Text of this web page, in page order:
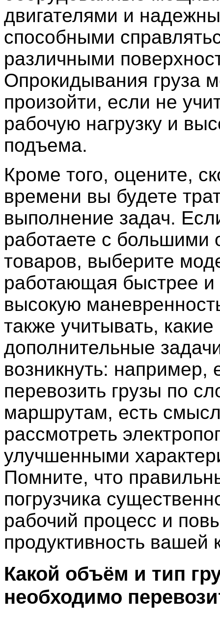
двигателями и
способными
различными
Опрокидывания груза
произойти, если не
рабочую нагрузку и
подъема.
Кроме того, оцените,
времени вы будете
выполнение задач.
работаете с большими
товаров, выберите
работающая быстрее и
высокую
также учитывать, какие
дополнительные
возникнуть: например,
перевозить грузы по
маршрутам, есть
рассмотреть
улучшенными
Помните, что
погрузчика
рабочий процесс и
продуктивность вашей
Какой объём и тип
необходимо